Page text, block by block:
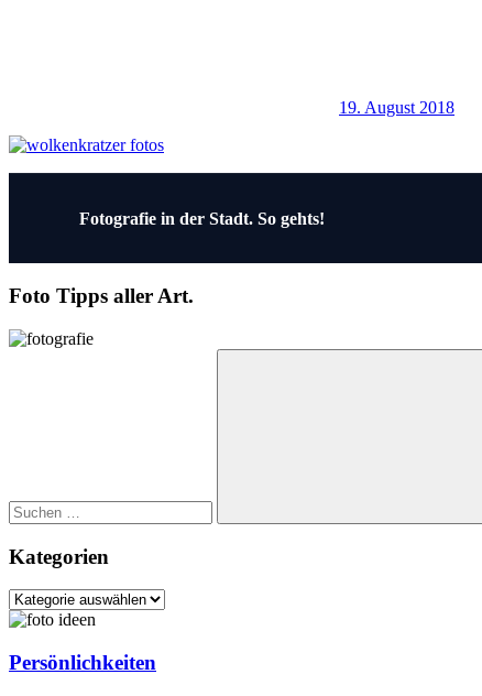
19. August 2018
Beitragsnavigation
Vorheriger
Fotografie in der Stadt. So gehts!
Foto Tipps aller Art.
Suchen
Kategorien
Kategorien
Persönlichkeiten